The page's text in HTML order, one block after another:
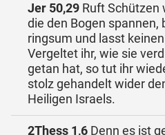
Jer 50,29 Ruft Schützen
die den Bogen spannen,
ringsum und lasst
Vergeltet ihr, wie sie
getan hat, so tut ihr
stolz gehandelt wider
Heiligen Israels.
2Thess 1,6 Denn es ist